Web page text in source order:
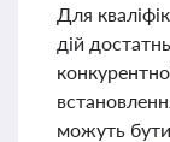
Для
дій
можуть